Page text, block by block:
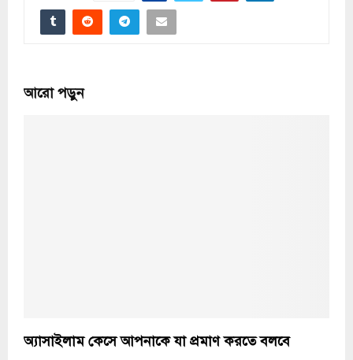
আরো পড়ুন
অ্যাসাইলাম কেসে আপনাকে যা প্রমাণ করতে বলবে